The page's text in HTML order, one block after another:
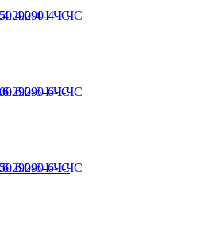
4-I-ЧС
6-I-ЧС
6-I-ЧС